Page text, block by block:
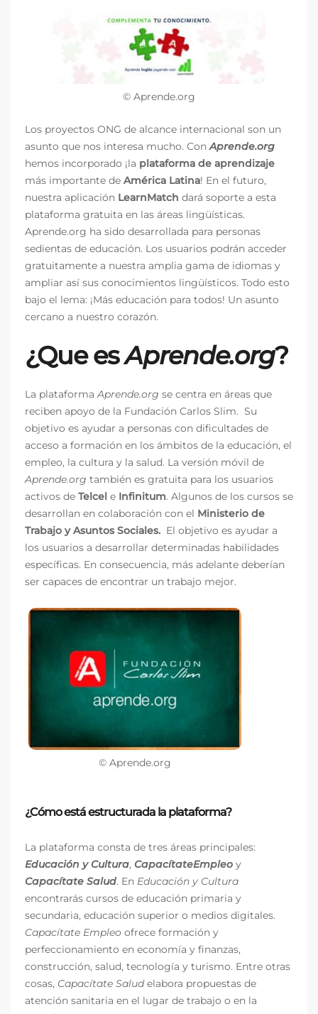
© Aprende.org
Los proyectos ONG de alcance internacional son un
asunto que nos interesa mucho. ConAprende.org
hemos incorporado ¡la plataforma de aprendizaje
más importante de América Latina! En el futuro,
nuestra aplicación LearnMatch dará soporte a esta
plataforma gratuita en las áreas lingüísticas.
Aprende.org ha sido desarrollada para personas
sedientas de educación. Los usuarios podrán acceder
gratuitamente a nuestra amplia gama de idiomas y
ampliar así sus conocimientos lingüísticos. Todo esto
bajo el lema: ¡Más educación para todos! Un asunto
cercano a nuestro corazón.
¿Que esAprende.org?
La plataformaAprende.org se centra en áreas que
reciben apoyo de la Fundación Carlos Slim. Su
objetivo es ayudar a personas con dificultades de
acceso a formación en los ámbitos de la educación, el
empleo, la cultura y la salud. La versión móvil de
Aprende.org también es gratuita para los usuarios
activos de Telcel e Infinitum. Algunos de los cursos se
desarrollan en colaboración con el Ministerio de
Trabajo y Asuntos Sociales. El objetivo es ayudar a
los usuarios a desarrollar determinadas habilidades
específicas. En consecuencia, más adelante deberían
ser capaces de encontrar un trabajo mejor.
© Aprende.org
¿Cómo está estructurada la plataforma?
La plataforma consta de tres áreas principales:
Educación y Cultura, CapacítateEmpleo y
Capacítate Salud. En Educación y Cultura
encontrarás cursos de educación primaria y
secundaria, educación superior o medios digitales.
Capacítate Empleo ofrece formación y
perfeccionamiento en economía y finanzas,
construcción, salud, tecnología y turismo. Entre otras
cosas, Capacítate Saludelabora propuestas de
atención sanitaria en el lugar de trabajo o en la